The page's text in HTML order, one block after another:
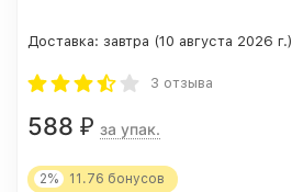
Доставка: завтра (10 августа 2026 г.)
3 отзыва
588 ₽ за упак.
2% 11.76 бонусов